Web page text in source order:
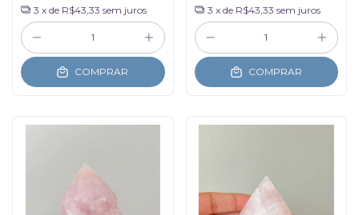
3 x de R$43,33 sem juros
COMPRAR
3 x de R$43,33 sem juros
COMPRAR